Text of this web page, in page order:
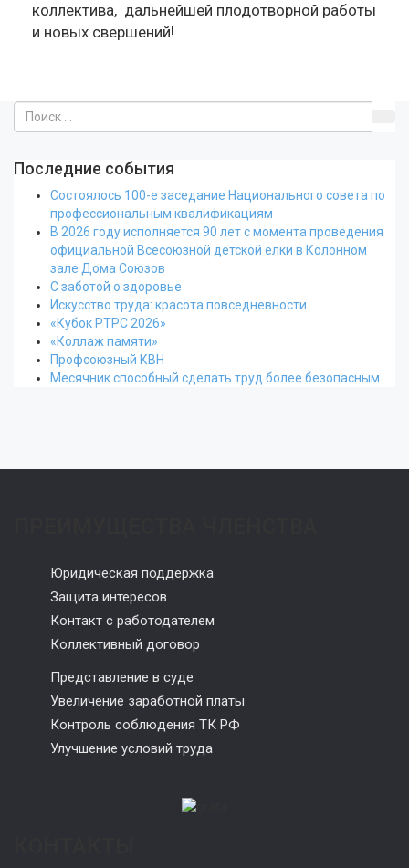
коллектива, дальнейшей плодотворной работы
и новых свершений!
Последние события
Состоялось 100-е заседание Национального совета по
профессиональным квалификациям
В 2026 году исполняется 90 лет с момента проведения
официальной Всесоюзной детской елки в Колонном
зале Дома Союзов
С заботой о здоровье
Искусство труда: красота повседневности
«Кубок РТРС 2026»
«Коллаж памяти»
Профсоюзный КВН
Месячник способный сделать труд более безопасным
Юридическая поддержка
Защита интересов
Контакт с работодателем
Коллективный договор
Представление в суде
Увеличение заработной платы
Контроль соблюдения ТК РФ
Улучшение условий труда